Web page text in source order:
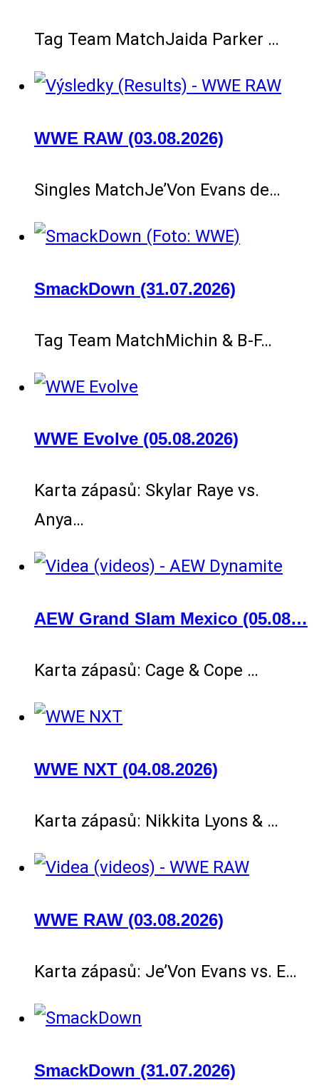
Tag Team MatchJaida Parker …
WWE RAW (03.08.2026)
Singles MatchJe’Von Evans de…
SmackDown (31.07.2026)
Tag Team MatchMichin & B-F…
WWE Evolve (05.08.2026)
Karta zápasů: Skylar Raye vs.
Anya…
AEW Grand Slam Mexico (05.08…
Karta zápasů: Cage & Cope …
WWE NXT (04.08.2026)
Karta zápasů: Nikkita Lyons & …
WWE RAW (03.08.2026)
Karta zápasů: Je’Von Evans vs. E…
SmackDown (31.07.2026)